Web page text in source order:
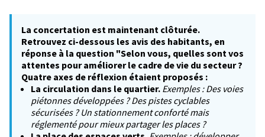
La concertation est maintenant clôturée.
Retrouvez ci-dessous les avis des habitants, en
réponse à la question "Selon vous, quelles sont vos
attentes pour améliorer le cadre de vie du secteur ?
Quatre axes de réflexion étaient proposés :
La circulation dans le quartier. Exemples : Des voies
piétonnes développées ? Des pistes cyclables
sécurisées ? Un stationnement conforté mais
réglementé pour mieux partager les places ?